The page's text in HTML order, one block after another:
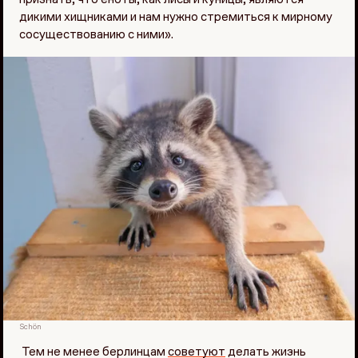
дикими хищниками и нам нужно стремиться к мирному
сосуществованию с ними».
Schön
Тем не менее берлинцам советуют делать жизнь